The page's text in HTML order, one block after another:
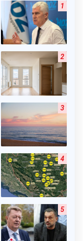
1
2
3
4
5